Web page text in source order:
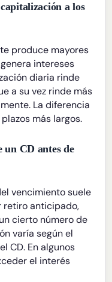
a los
produce mayores
intereses
diaria rinde
a su vez rinde más
La diferencia
más largos.
un CD antes de
vencimiento suele
retiro anticipado,
cierto número de
varía según el
CD. En algunos
el interés